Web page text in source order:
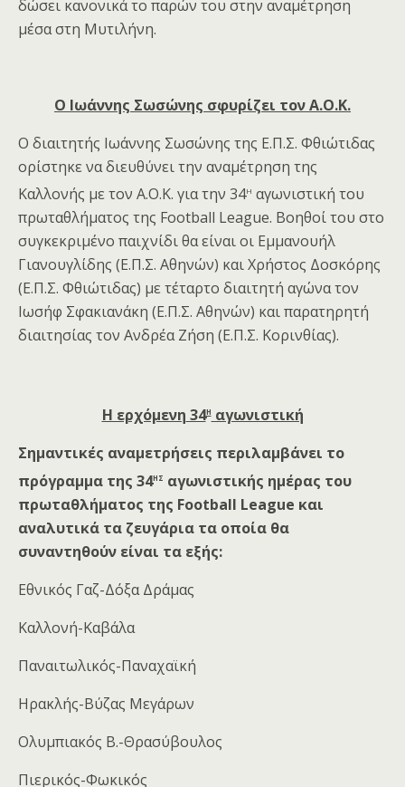
δώσει κανονικά το παρών του στην αναμέτρηση
μέσα στη Μυτιλήνη.
Ο Ιωάννης Σωσώνης σφυρίζει τον Α.Ο.Κ.
Ο διαιτητής Ιωάννης Σωσώνης της Ε.Π.Σ. Φθιώτιδας
ορίστηκε να διευθύνει την αναμέτρηση της
Καλλονής με τον Α.Ο.Κ. για την 34η αγωνιστική του
πρωταθλήματος της Football League. Βοηθοί του στο
συγκεκριμένο παιχνίδι θα είναι οι Εμμανουήλ
Γιανουγλίδης (Ε.Π.Σ. Αθηνών) και Χρήστος Δοσκόρης
(Ε.Π.Σ. Φθιώτιδας) με τέταρτο διαιτητή αγώνα τον
Ιωσήφ Σφακιανάκη (Ε.Π.Σ. Αθηνών) και παρατηρητή
διαιτησίας τον Ανδρέα Ζήση (Ε.Π.Σ. Κορινθίας).
Η ερχόμενη 34ηαγωνιστική
Σημαντικές αναμετρήσεις περιλαμβάνει το
πρόγραμμα της 34ης αγωνιστικής ημέρας του
πρωταθλήματος της Football League και
αναλυτικά τα ζευγάρια τα οποία θα
συναντηθούν είναι τα εξής:
Εθνικός Γαζ-Δόξα Δράμας
Καλλονή-Καβάλα
Παναιτωλικός-Παναχαϊκή
Ηρακλής-Βύζας Μεγάρων
Ολυμπιακός Β.-Θρασύβουλος
Πιερικός-Φωκικός